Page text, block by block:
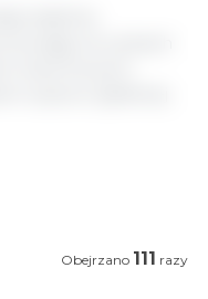
stabilne,
na rynkach
importowych
wysoce zjadliwej
Obejrzano 111 razy